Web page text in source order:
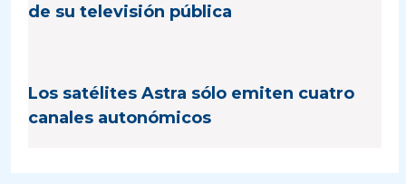
de su televisión pública
Los satélites Astra sólo emiten cuatro
canales autonómicos